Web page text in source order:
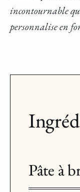
incontournable
personnalise en
Pâte à